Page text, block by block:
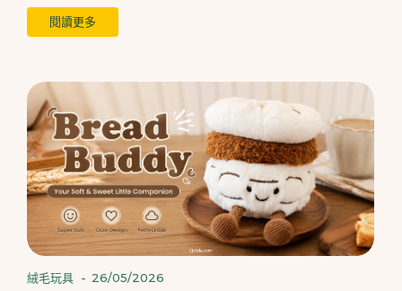
閱讀更多
絨毛玩具 - 26/05/2026